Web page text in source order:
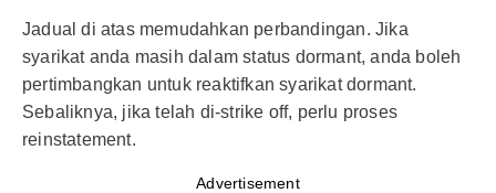
Jadual di atas memudahkan perbandingan. Jika
syarikat anda masih dalam status dormant, anda boleh
pertimbangkan untuk reaktifkan syarikat dormant.
Sebaliknya, jika telah di-strike off, perlu proses
reinstatement.
Advertisement